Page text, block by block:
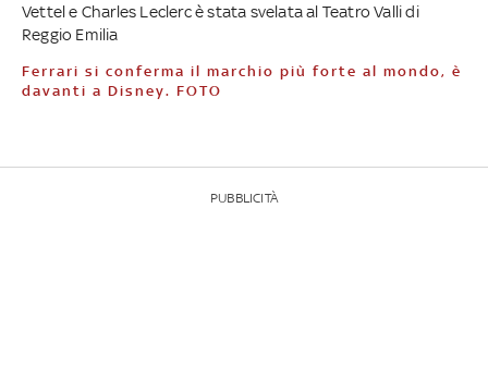
Vettel e Charles Leclerc è stata svelata al Teatro Valli di
Reggio Emilia
Ferrari si conferma il marchio più forte al mondo, è
davanti a Disney. FOTO
PUBBLICITÀ